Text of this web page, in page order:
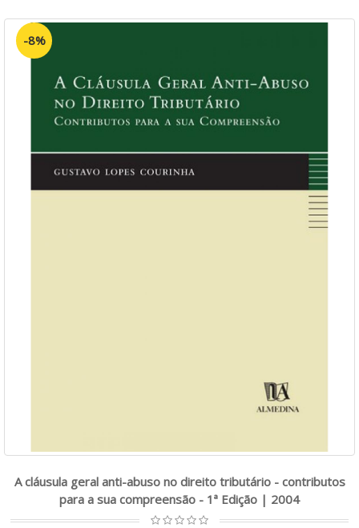
-8%
A cláusula geral anti-abuso no direito tributário - contributos
para a sua compreensão - 1ª Edição | 2004